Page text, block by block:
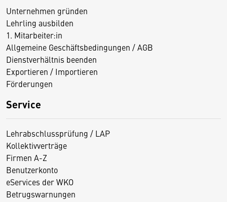
Unternehmen gründen
Lehrling ausbilden
1. Mitarbeiter:in
Allgemeine Geschäftsbedingungen / AGB
Dienstverhältnis beenden
Exportieren / Importieren
Förderungen
Service
Lehrabschlussprüfung / LAP
Kollektivverträge
Firmen A-Z
Benutzerkonto
eServices der WKO
Betrugswarnungen